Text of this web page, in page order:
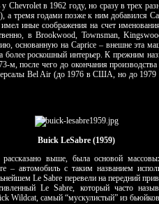
Chevrolet в 1962 году, но сразу в трех
а тремя годами позже к ним добавился
иные соображения на счет
в Brookwood, Townsman,
основанную на Caprice – внешне эта
более роскошный интерьер. К прежним
м, после чего до окончания
Bel Air (до 1976 в США, но до 1979
Buick LeSabre (1959)
выше, была основой
– автомобиль с таким названием
Le Sabre перевели на передний
Le Sabre, который часто
Wildcat, самый “мускулистый” из